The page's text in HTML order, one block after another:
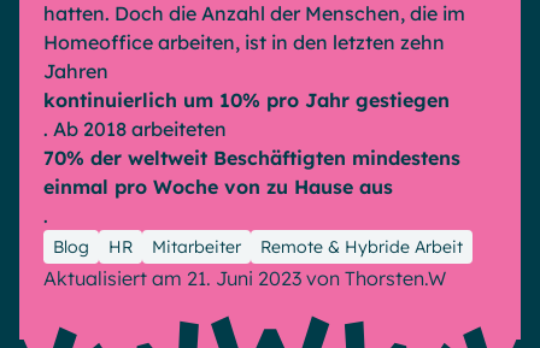
Employee Journey & Engagement
Virtuelles Büro
AI Augmented Digital Workplace
Plattform für digitale Zusammenarbeit
Digital Hub
Wissensbasis
Effizientes Wissensmanagement am Arbeitsplatz
Intranet-Funktionen
Analytische
Generative KI
Sicherheit und Compliance
Partner
Microsoft Gold Partner
Zertifizierter Microsoft-Experte
Ressourcen
White papers
Veranstaltungen
Français
hatten. Doch die Anzahl der Menschen, die im
Homeoffice arbeiten, ist in den letzten zehn
Jahren
kontinuierlich um 10% pro Jahr gestiegen
. Ab 2018 arbeiteten
70% der weltweit Beschäftigten mindestens
einmal pro Woche von zu Hause aus
.
Blog HR Mitarbeiter Remote & Hybride Arbeit
Aktualisiert am 21. Juni 2023 von Thorsten.W